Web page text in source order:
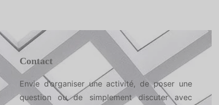
Contact
Envie d’organiser une activité, de poser une
question ou de simplement discuter avec